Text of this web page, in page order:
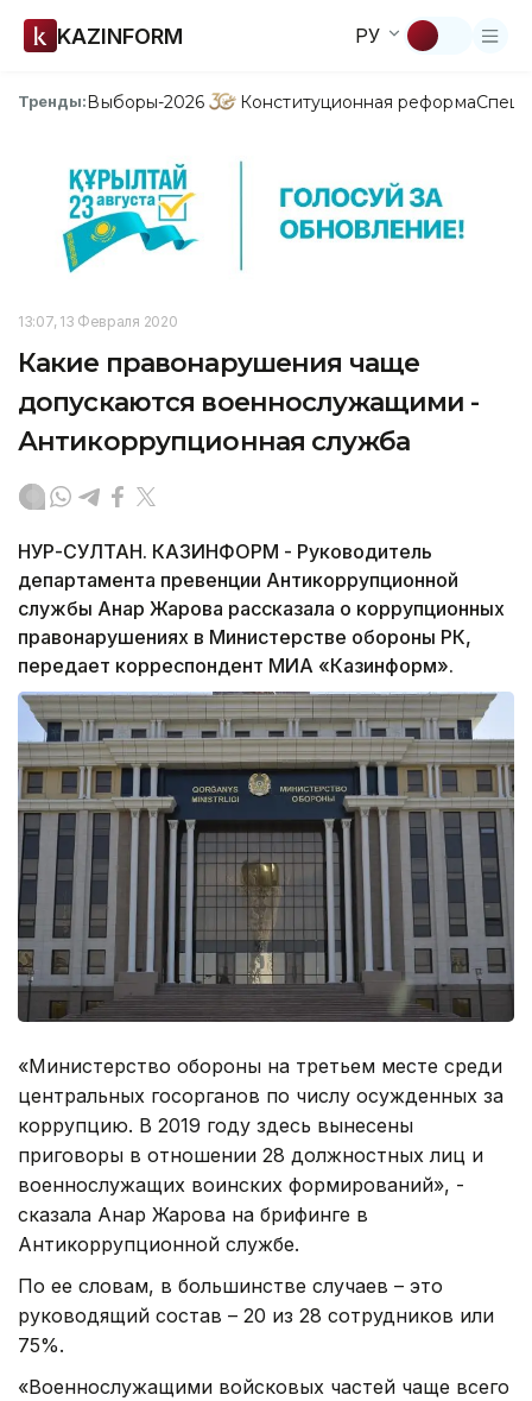
KAZINFORM РУ
Тренды:Выборы-2026 Конституционная реформа
13:07, 13 Февраля 2020
Какие правонарушения чаще
допускаются военнослужащими -
Антикоррупционная служба
НУР-СУЛТАН. КАЗИНФОРМ - Руководитель
департамента превенции Антикоррупционной
службы Анар Жарова рассказала о коррупционных
правонарушениях в Министерстве обороны РК,
передает корреспондент МИА «Казинформ».
«Министерство обороны на третьем месте среди
центральных госорганов по числу осужденных за
коррупцию. В 2019 году здесь вынесены
приговоры в отношении 28 должностных лиц и
военнослужащих воинских формирований», -
сказала Анар Жарова на брифинге в
Антикоррупционной службе.
По ее словам, в большинстве случаев – это
руководящий состав – 20 из 28 сотрудников или
75%.
«Военнослужащими войсковых частей чаще всего